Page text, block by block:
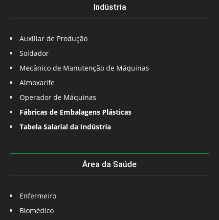
Indústria
Auxiliar de Produção
Soldador
Mecânico de Manutenção de Máquinas
Almoxarife
Operador de Máquinas
Fábricas de Embalagens Plásticas
Tabela Salarial da Indústria
Área da Saúde
Enfermeiro
Biomédico